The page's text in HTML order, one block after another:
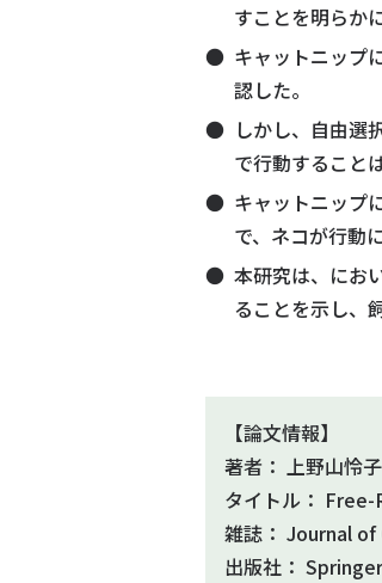
すことを明らか
キャットニップ
認した。
しかし、自由選
で行動すること
キャットニップ
で、ネコが行動
本研究は、にお
ることを示し、
【論文情報】
著者： 上野山怜
タイトル：
雑誌： Journal
出版社：